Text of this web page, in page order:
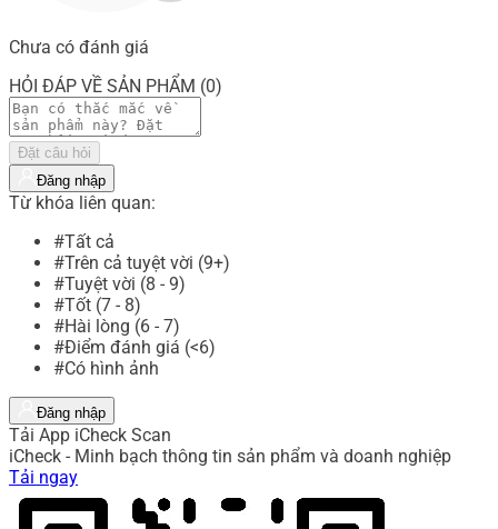
Chưa có đánh giá
HỎI ĐÁP VỀ SẢN PHẨM (0)
Đặt câu hỏi
Đăng nhập
Từ khóa liên quan:
#Tất cả
#Trên cả tuyệt vời (9+)
#Tuyệt vời (8 - 9)
#Tốt (7 - 8)
#Hài lòng (6 - 7)
#Điểm đánh giá (<6)
#Có hình ảnh
Đăng nhập
Tải App iCheck Scan
iCheck - Minh bạch thông tin sản phẩm và doanh nghiệp
Tải ngay